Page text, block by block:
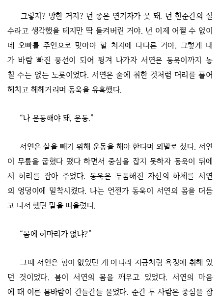
그렇지? 망한 거지? 넌 좋은 연기자가 못 돼. 넌 한순간의 실
수라고 생각했을 테지만 딱 들켜버린 거야. 넌 이제 어쩔 수 없이
네 오빠를 주인으로 맞아야 할 처지에 다다른 거야. 그렇게 내
가 바람 빠진 풍선이 되어 튕겨 나가자 서연은 동욱이까지 놓
칠 수는 없는 노릇이었다. 서연은 술에 취한 것처럼 머리를 풀어
헤치고 헤헤거리며 동욱을 유혹했다.
“나 운동해야 돼, 운동.”
서연은 살을 빼기 위해 운동을 해야 한다며 외발로 섰다. 서연
이 무릎을 굽혔다 폈다 하면서 중심을 잡지 못하자 동욱이 뒤에
서 허리를 잡아 주었다. 동욱은 두툼해진 자신의 하체를 서연
의 엉덩이에 밀착시켰다. 나는 언젠가 동욱이 서연의 몸을 더듬
고 나서 했던 말을 떠올렸다.
“몸에 히마리가 없냐?”
그때 서연은 힘이 없었던 게 아니라 지금처럼 욕정에 취해 있
던 것이었다. 봄이 서연의 몸을 깨우고 있었다. 서연의 마음
에 때 이른 봄바람이 간들간들 불었다. 순간 두 사람은 중심을 잡